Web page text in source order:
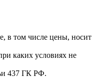
в том числе цены, носит
каких условиях не
437 ГК РФ.